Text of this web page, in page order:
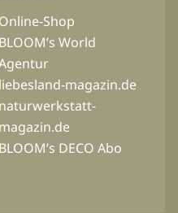
Online-Shop
BLOOM’s World
liebesland-magazin.de
naturwerkstatt-
magazin.de
BLOOM’s DECO Abo